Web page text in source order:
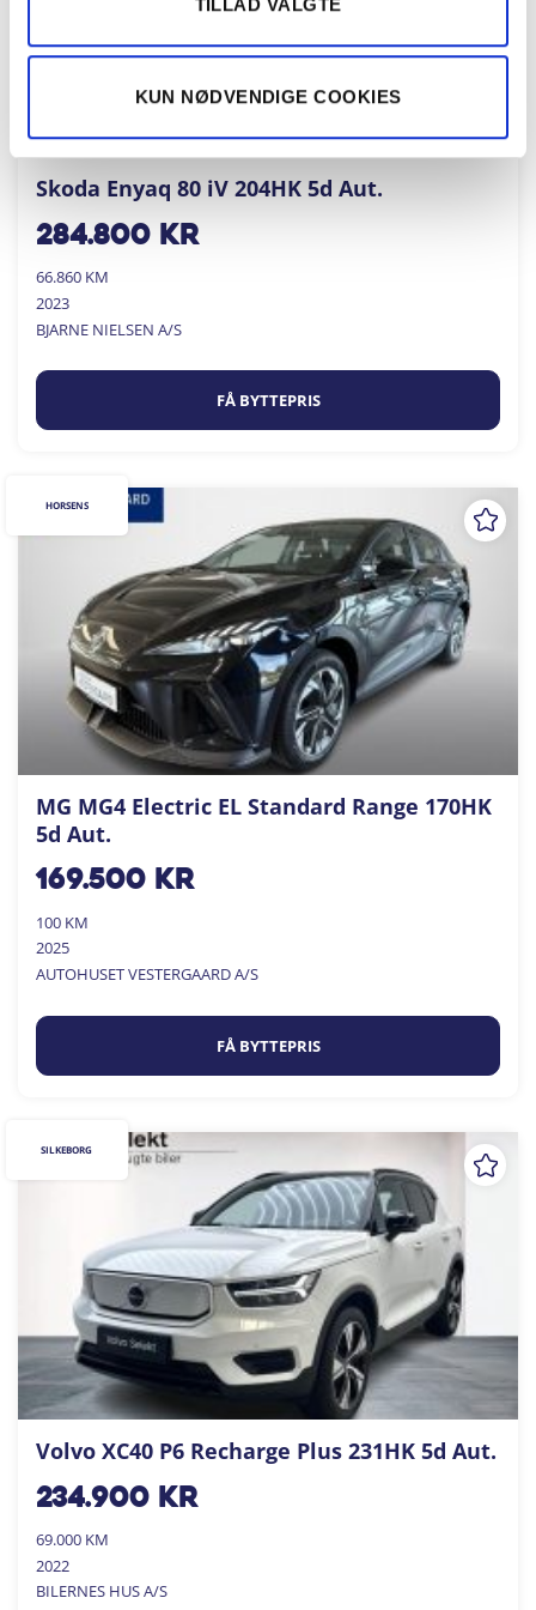
KUN NØDVENDIGE COOKIES
Skoda Enyaq 80 iV 204HK 5d Aut.
284.800kr
66.860 KM
2023
BJARNE NIELSEN A/S
FÅ BYTTEPRIS
MG MG4 Electric EL Standard Range 170HK
5d Aut.
169.500kr
100 KM
2025
AUTOHUSET VESTERGAARD A/S
FÅ BYTTEPRIS
HORSENS
Volvo XC40 P6 Recharge Plus 231HK 5d Aut.
234.900kr
69.000 KM
2022
BILERNES HUS A/S
SILKEBORG